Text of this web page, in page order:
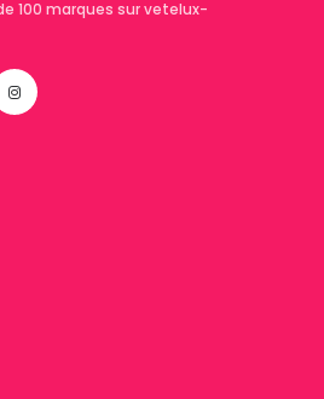
100 marques sur vetelux-